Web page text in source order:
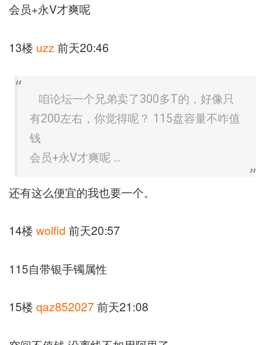
会员+永V才爽呢
13楼 uzz 前天20:46
咱论坛一个兄弟卖了300多T的，好像只
有200左右，你觉得呢？ 115盘容量不咋值
钱
会员+永V才爽呢 ...
还有这么便宜的我也要一个。
14楼 wolfid 前天20:57
115自带银手镯属性
15楼 qaz852027 前天21:08